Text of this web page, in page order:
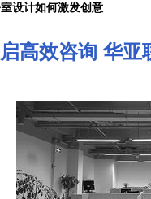
设计如何激发创意
高效咨询 华